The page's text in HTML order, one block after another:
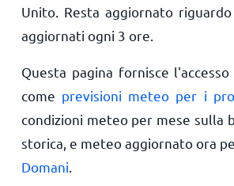
Unito. Resta aggiornato
aggiornati ogni 3 ore.
Questa pagina fornisce
come previsioni meteo per i
condizioni meteo per mese sulla
storica, e meteo aggiornato ora
Domani